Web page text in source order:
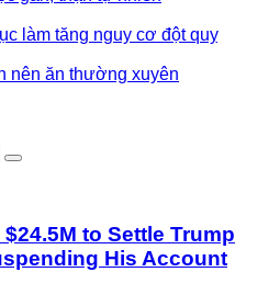
làm tăng nguy cơ đột quỵ
nên ăn thường xuyên
to Settle Trump
His Account